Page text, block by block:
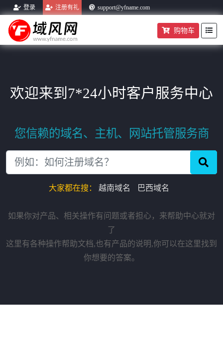
登录 注册有礼 support@yfname.com
帮助中心 域名转入
购物车
欢迎来到7*24小时客户服务中心
您信赖的域名、主机、网站托管服务商
大家都在搜： 越南域名 巴西域名
如果你对产品、相关操作有问题或者担心，来帮助中心就对
了
这里有各种操作帮助文档,也有产品的说明,你可以在这里找到
你想要的答案。